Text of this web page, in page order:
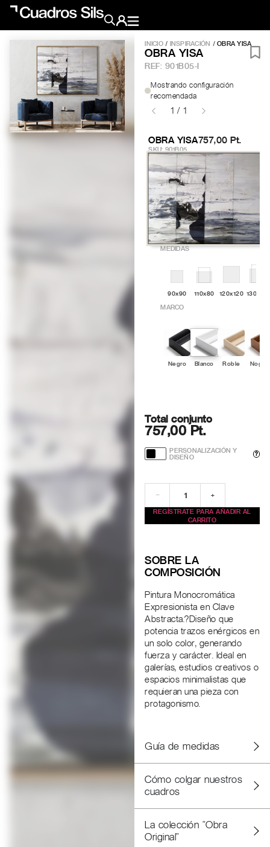
Obra Pictórica
Obra Gráfica
Inspiración
INICIO/ INSPIRACIÓN / OBRA YISA
OBRA YISA
REF: 901B05-I
Mostrando configuración
recomendada
1 / 1
OBRA YISA
SKU: 901B05
757,00 Pt.
MEDIDAS
90x90 110x80 120x120
MARCO
Negro Blanco Roble Nogal
Total conjunto
757,00 Pt.
PERSONALIZACIÓN Y
DISEÑO
?
− +
REGÍSTRATE PARA AÑADIR AL
CARRITO
SOBRE LA
COMPOSICIÓN
Pintura Monocromática
Expresionista en Clave
Abstracta.?Diseño que
potencia trazos enérgicos en
un solo color, generando
fuerza y carácter. Ideal en
galerías, estudios creativos o
espacios minimalistas que
requieran una pieza con
protagonismo.
Guía de medidas
Cómo colgar nuestros
cuadros
La colección "Obra
Original"